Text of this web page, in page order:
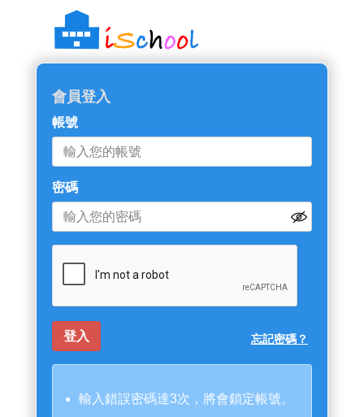
會員登入
帳號
密碼
忘記密碼？
輸入錯誤密碼達3次，將會鎖定帳號。